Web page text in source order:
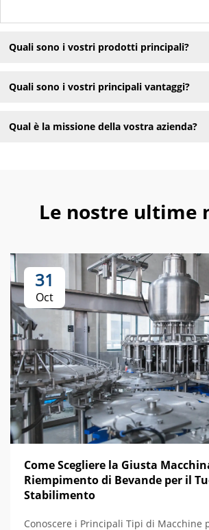
Quali sono i vostri prodotti principali?
Quali sono i vostri principali vantaggi?
Qual è la missione della vostra azienda?
Le nostre ultime
31
Oct
Come Scegliere la Giusta
Riempimento di Bevande per il
Stabilimento
Conoscere i Principali Tipi di Macchine